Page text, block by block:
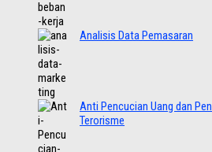
Analisis Data Pemasaran
Anti Pencucian Uang dan
Terorisme